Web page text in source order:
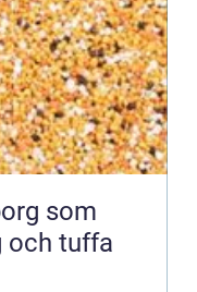
som
och tuffa